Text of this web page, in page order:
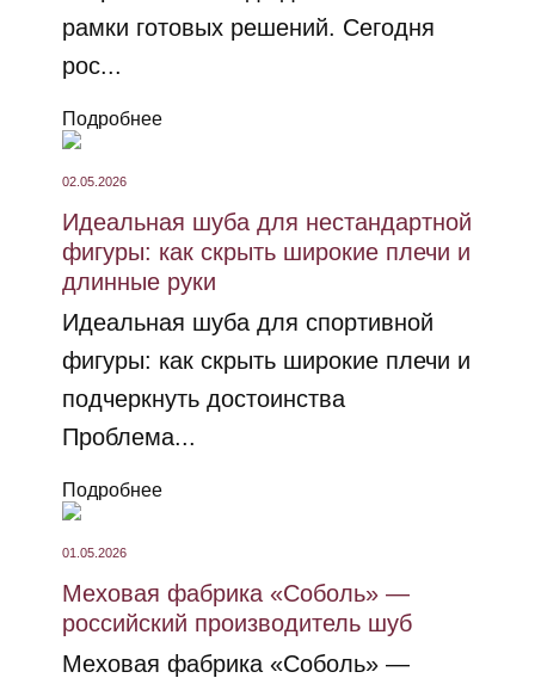
рамки готовых решений. Сегодня
рос...
Подробнее
02.05.2026
Идеальная шуба для нестандартной
фигуры: как скрыть широкие плечи и
длинные руки
Идеальная шуба для спортивной
фигуры: как скрыть широкие плечи и
подчеркнуть достоинства
Проблема...
Подробнее
01.05.2026
Меховая фабрика «Соболь» —
российский производитель шуб
Меховая фабрика «Соболь» —